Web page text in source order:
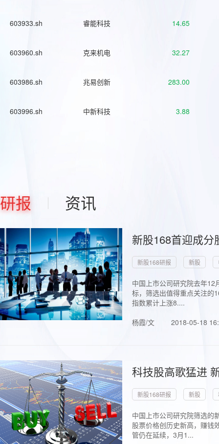
603933.sh 睿能科技 14.65
603960.sh 克来机电 32.27
603986.sh 兆易创新 283.00
603996.sh 中新科技 3.88
研报 资讯
新股168首迎成
新股168研报 新股
中国上市公司研究院去年
标，筛选出值得重点关注的
指数累计上涨8....
杨霞/文
2018-05-18
科技股高歌猛进
新股168研报 新股
中国上市公司研究院筛选的
股票价格创历史新高，赚钱
管仍在延续，3月1...